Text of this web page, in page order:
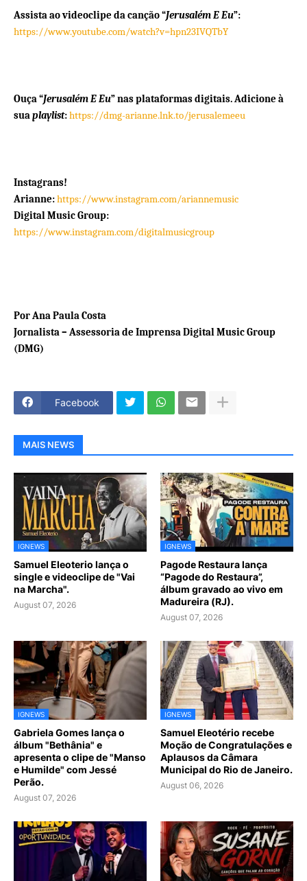
Assista ao videoclipe da canção“Jerusalém E Eu”:
https://www.youtube.com/watch?v=hpn23IVQTbY
Ouça“Jerusalém E Eu”nas plataformas digitais. Adicione à
suaplaylist:https://dmg-arianne.lnk.to/jerusalemeeu
Instagrans!
Arianne:https://www.instagram.com/ariannemusic
Digital Music Group:
https://www.instagram.com/digitalmusicgroup
Por Ana Paula Costa
Jornalista – Assessoria de Imprensa Digital Music Group
(DMG)
Facebook
MAIS NEWS
IGNEWS
Samuel Eleoterio lança o
single e videoclipe de "Vai
na Marcha".
August 07, 2026
IGNEWS
Pagode Restaura lança
“Pagode do Restaura”,
álbum gravado ao vivo em
Madureira (RJ).
August 07, 2026
IGNEWS
Gabriela Gomes lança o
álbum "Bethânia" e
apresenta o clipe de "Manso
e Humilde" com Jessé
Perão.
August 07, 2026
IGNEWS
Samuel Eleotério recebe
Moção de Congratulações e
Aplausos da Câmara
Municipal do Rio de Janeiro.
August 06, 2026